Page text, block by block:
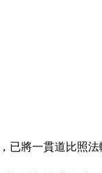
已將一貫道比